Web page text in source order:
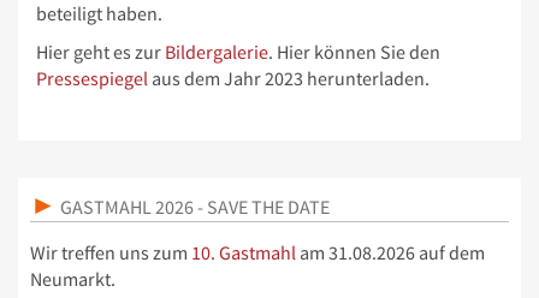
beteiligt haben.
Hier geht es zur Bildergalerie. Hier können Sie den
Pressespiegel aus dem Jahr 2023 herunterladen.
GASTMAHL 2026 - SAVE THE DATE
Wir treffen uns zum 10. Gastmahl am 31.08.2026 auf dem
Neumarkt.